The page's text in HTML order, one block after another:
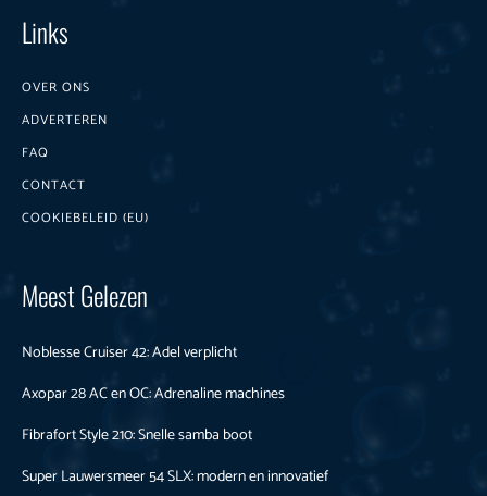
Links
OVER ONS
ADVERTEREN
FAQ
CONTACT
COOKIEBELEID (EU)
Meest Gelezen
Noblesse Cruiser 42: Adel verplicht
Axopar 28 AC en OC: Adrenaline machines
Fibrafort Style 210: Snelle samba boot
Super Lauwersmeer 54 SLX: modern en innovatief